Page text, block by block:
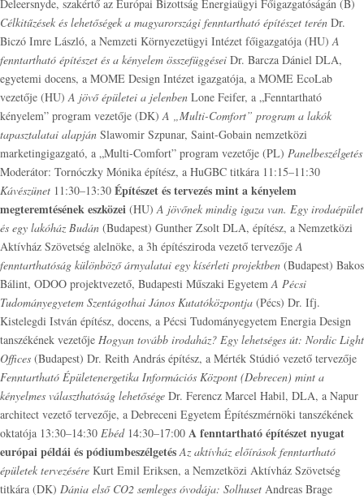
Deleersnyde, szakértő az Európai Bizottság Energiaügyi Főigazgatóságán (B)
Célkitűzések és lehetőségek a magyarországi fenntartható építészet terén Dr.
Biczó Imre László, a Nemzeti Környezetügyi Intézet főigazgatója (HU)A
fenntartható építészet és a kényelem összefüggései Dr. Barcza Dániel DLA,
egyetemi docens, a MOME Design Intézet igazgatója, a MOME EcoLab
vezetője (HU)A jövő épületei a jelenben Lone Feifer, a „Fenntartható
kényelem” program vezetője (DK)A „Multi-Comfort” program a lakók
tapasztalatai alapján Slawomir Szpunar, Saint-Gobain nemzetközi
marketingigazgató, a „Multi-Comfort” program vezetője (PL) Panelbeszélgetés
Moderátor: Tornóczky Mónika építész, a HuGBC titkára 11:15–11:30
Kávészünet 11:30–13:30 Építészet és tervezés mint a kényelem
megteremtésének eszközei (HU)A jövőnek mindig igaza van. Egy irodaépület
és egy lakóház Budán (Budapest) Gunther Zsolt DLA, építész, a Nemzetközi
Aktívház Szövetség alelnöke, a 3h építésziroda vezető tervezőjeA
fenntarthatóság különböző árnyalatai egy kísérleti projektben (Budapest) Bakos
Bálint, ODOO projektvezető, Budapesti Műszaki EgyetemA Pécsi
Tudományegyetem Szentágothai János Kutatóközpontja (Pécs) Dr. Ifj.
Kistelegdi István építész, docens, a Pécsi Tudományegyetem Energia Design
tanszékének vezetője Hogyan tovább irodaház? Egy lehetséges út: Nordic Light
Offices (Budapest) Dr. Reith András építész, a Mérték Stúdió vezető tervezője
Fenntartható Épületenergetika Információs Központ (Debrecen) mint a
kényelmes választhatóság lehetősége Dr. Ferencz Marcel Habil, DLA, a Napur
architect vezető tervezője, a Debreceni Egyetem Építészmérnöki tanszékének
oktatója 13:30–14:30 Ebéd14:30–17:00 A fenntartható építészet nyugat
európai példái és pódiumbeszélgetés Az aktívház előírások fenntartható
épületek tervezésére Kurt Emil Eriksen, a Nemzetközi Aktívház Szövetség
titkára (DK) Dánia első CO2 semleges óvodája: Solhuset Andreas Brage